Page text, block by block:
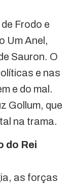
Frodo e
Um Anel,
Sauron. O
e nas
e do mal.
Gollum, que
na trama.
do Rei
as forças